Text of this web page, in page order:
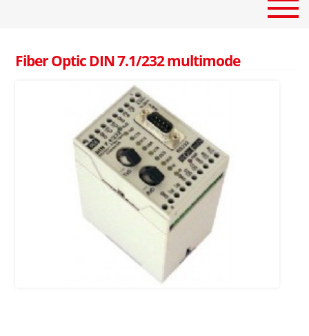
Fiber Optic DIN 7.1/232 multimode